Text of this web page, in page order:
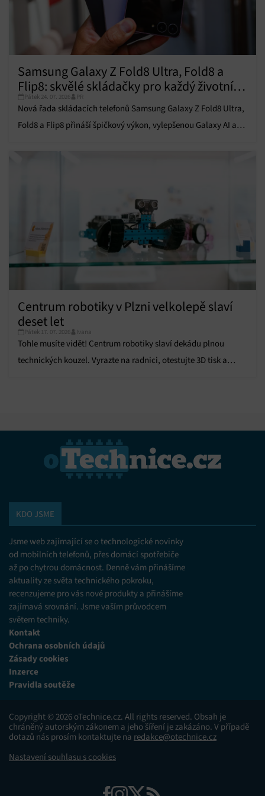
Přiřazování a kombinování údajů z jiných zdrojů
údajů, Propojení různých zařízení, Identifikace
zařízení na základě automaticky přenášených
informací.
Zajištění bezpečnosti, předcházení a zjišťování
podvodů a odstraňování chyb, Poskytování a
zobrazování reklamy a obsahu, Ukládání a sdělování
voleb ochrany osobních údajů.
Vždy aktivní
Samsung Galaxy Z Fold8 Ultra, Fold8 a
Flip8: skvělé skládačky pro každý životní
styl
Pátek 24. 07. 2026 PR
Nová řada skládacích telefonů Samsung Galaxy Z Fold8 Ultra,
Fold8 a Flip8 přináší špičkový výkon, vylepšenou Galaxy AI a
Centrum robotiky v Plzni velkolepě slaví
deset let
Pátek 17. 07. 2026 Ivana
Tohle musíte vidět! Centrum robotiky slaví dekádu plnou
technických kouzel. Vyrazte na radnici, otestujte 3D tisk a
KDO JSME
Jsme web zajímající se o technologické novinky
od mobilních telefonů, přes domácí spotřebiče
až po chytrou domácnost. Denně vám přinášíme
aktuality ze světa technického pokroku,
recenzujeme pro vás nové produkty a přinášíme
zajímavá srovnání. Jsme vaším průvodcem
světem techniky.
Kontakt
Ochrana osobních údajů
Zásady cookies
Inzerce
Pravidla soutěže
Copyright © 2026 oTechnice.cz. All rights reserved. Obsah je
chráněný autorským zákonem a jeho šíření je zakázáno. V případě
dotazů nás prosím kontaktujte na redakce@otechnice.cz
Nastavení souhlasu s cookies